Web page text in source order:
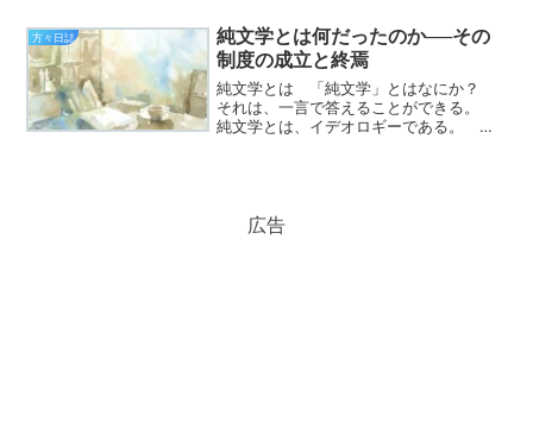
方々日誌
純文学とは何だったのか──その
制度の成立と終焉
純文学とは 「純文学」とはなにか？
それは、一言で答えることができる。
純文学とは、イデオロギーである。 何
広告